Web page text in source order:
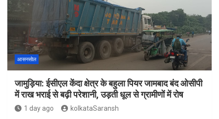
आसनसोल
जामुड़िया: ईसीएल केंदा क्षेत्र के बहुला पियर जामबाद बंद ओसीपी
में राख भराई से बढ़ी परेशानी, उड़ती धूल से ग्रामीणों में रोष
1 day ago kolkataSaransh